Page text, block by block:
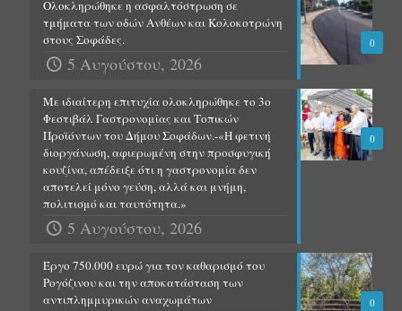
0
Ολοκληρώθηκε η ασφαλτόστρωση σε
τμήματα των οδών Ανθέων και Κολοκοτρώνη
στους Σοφάδες.
5 Αυγούστου, 2026
0
Με ιδιαίτερη επιτυχία ολοκληρώθηκε το 3ο
Φεστιβάλ Γαστρονομίας και Τοπικών
Προϊόντων του Δήμου Σοφάδων.-«Η φετινή
διοργάνωση, αφιερωμένη στην προσφυγική
κουζίνα, απέδειξε ότι η γαστρονομία δεν
αποτελεί μόνο γεύση, αλλά και μνήμη,
πολιτισμό και ταυτότητα.»
5 Αυγούστου, 2026
0
Έργο 750.000 ευρώ για τον καθαρισμό του
Ρογόζινου και την αποκατάσταση των
αντιπλημμυρικών αναχωμάτων